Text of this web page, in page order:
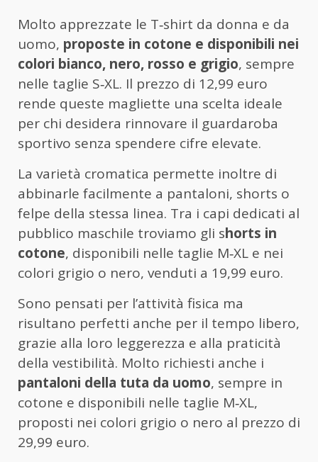
Molto apprezzate le T‑shirt da donna e da
uomo, proposte in cotone e disponibili nei
colori bianco, nero, rosso e grigio, sempre
nelle taglie S‑XL. Il prezzo di 12,99 euro
rende queste magliette una scelta ideale
per chi desidera rinnovare il guardaroba
sportivo senza spendere cifre elevate.
La varietà cromatica permette inoltre di
abbinarle facilmente a pantaloni, shorts o
felpe della stessa linea. Tra i capi dedicati al
pubblico maschile troviamo gli shorts in
cotone, disponibili nelle taglie M‑XL e nei
colori grigio o nero, venduti a 19,99 euro.
Sono pensati per l’attività fisica ma
risultano perfetti anche per il tempo libero,
grazie alla loro leggerezza e alla praticità
della vestibilità. Molto richiesti anche i
pantaloni della tuta da uomo, sempre in
cotone e disponibili nelle taglie M‑XL,
proposti nei colori grigio o nero al prezzo di
29,99 euro.